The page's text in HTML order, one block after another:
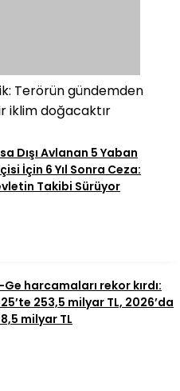
Terörün gündemden
iklim doğacaktır
Dışı Avlanan 5 Yaban
İçin 6 Yıl Sonra Ceza:
Takibi Sürüyor
harcamaları rekor kırdı:
253,5 milyar TL, 2026’da
milyar TL